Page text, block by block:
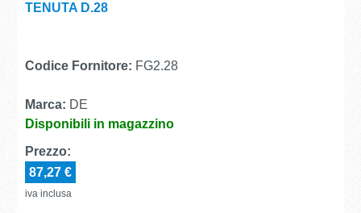
TENUTA D.28
Codice Fornitore: FG2.28
Marca: DE
Disponibili in magazzino
Prezzo:
87,27 €
iva inclusa